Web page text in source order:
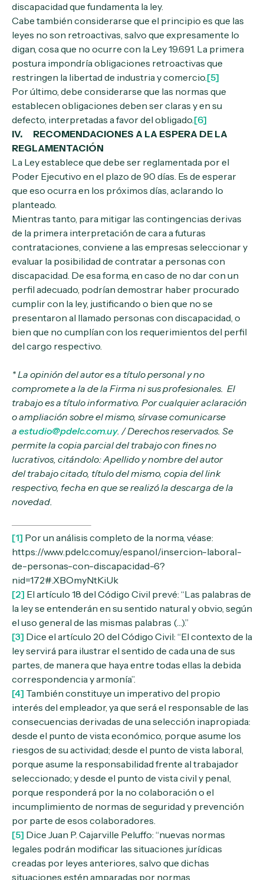
discapacidad que fundamenta la ley.
Cabe también considerarse que el principio es que las
leyes no son retroactivas, salvo que expresamente lo
digan, cosa que no ocurre con la Ley 19.691. La primera
postura impondría obligaciones retroactivas que
restringen la libertad de industria y comercio.[5]
Por último, debe considerarse que las normas que
establecen obligaciones deben ser claras y en su
defecto, interpretadas a favor del obligado.[6]
IV. RECOMENDACIONES A LA ESPERA DE LA
REGLAMENTACIÓN
La Ley establece que debe ser reglamentada por el
Poder Ejecutivo en el plazo de 90 días. Es de esperar
que eso ocurra en los próximos días, aclarando lo
planteado.
Mientras tanto, para mitigar las contingencias derivas
de la primera interpretación de cara a futuras
contrataciones, conviene a las empresas seleccionar y
evaluar la posibilidad de contratar a personas con
discapacidad. De esa forma, en caso de no dar con un
perfil adecuado, podrían demostrar haber procurado
cumplir con la ley, justificando o bien que no se
presentaron al llamado personas con discapacidad, o
bien que no cumplían con los requerimientos del perfil
del cargo respectivo.
* La opinión del autor es a título personal y no
compromete a la de la Firma ni sus profesionales. El
trabajo es a título informativo. Por cualquier aclaración
o ampliación sobre el mismo, sírvase comunicarse
a estudio@pdelc.com.uy. / Derechos reservados. Se
permite la copia parcial del trabajo con fines no
lucrativos, citándolo: Apellido y nombre del autor
del trabajo citado, título del mismo, copia del link
respectivo, fecha en que se realizó la descarga de la
novedad.
[1] Por un análisis completo de la norma, véase:
https://www.pdelc.com.uy/espanol/insercion-laboral-
de-personas-con-discapacidad-6?
nid=172#.XBOmyNtKiUk
[2] El artículo 18 del Código Civil prevé: “Las palabras de
la ley se entenderán en su sentido natural y obvio, según
el uso general de las mismas palabras (…).”
[3] Dice el artículo 20 del Código Civil: “El contexto de la
ley servirá para ilustrar el sentido de cada una de sus
partes, de manera que haya entre todas ellas la debida
correspondencia y armonía”.
[4] También constituye un imperativo del propio
interés del empleador, ya que será el responsable de las
consecuencias derivadas de una selección inapropiada:
desde el punto de vista económico, porque asume los
riesgos de su actividad; desde el punto de vista laboral,
porque asume la responsabilidad frente al trabajador
seleccionado; y desde el punto de vista civil y penal,
porque responderá por la no colaboración o el
incumplimiento de normas de seguridad y prevención
por parte de esos colaboradores.
[5] Dice Juan P. Cajarville Peluffo: “nuevas normas
legales podrán modificar las situaciones jurídicas
creadas por leyes anteriores, salvo que dichas
situaciones estén amparadas por normas